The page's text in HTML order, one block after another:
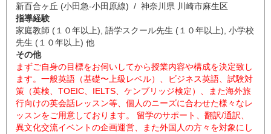
新百合ヶ丘 (小田急-小田原線) / 神奈川県 川崎市麻生区
指導経験
家庭教師 (１０年以上), 語学スクール先生 (１０年以上), 小学校
先生 (１０年以上) 他
その他
まずご自身の目標をお伺いしてから授業内容や構成を決定致し
ます。一般英語（基礎〜上級レベル）、ビジネス英語、試験対
策（英検、TOEIC、IELTS、ケンブリッジ検定）、また海外旅
行向けの英会話レッスン等、個人のニーズに合わせた様々なレ
ッスンをご用意しております。 留学のサポート、翻訳/通訳、
異文化交流イベントの企画運営、また外国人の方々を対象にし